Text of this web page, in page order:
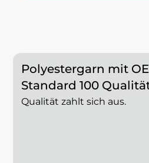
Polyestergarn mit
Standard 100
Qualität zahlt sich aus.